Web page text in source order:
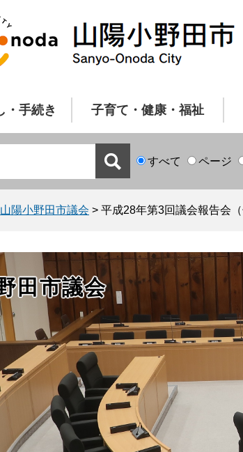
・手続き 子育て・健康・福祉
すべて ページ
山陽小野田市議会 > 平成28年第3回議会報告会
田市議会